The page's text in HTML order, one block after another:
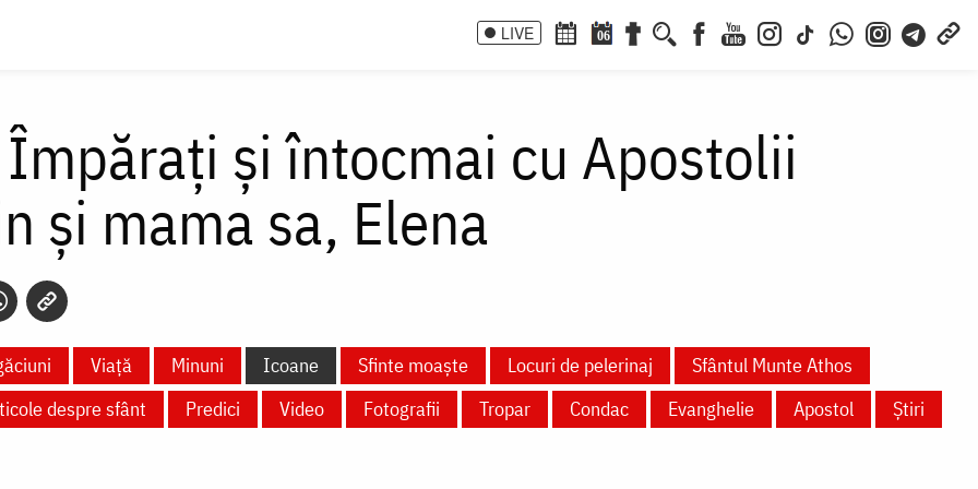
LIVE 06
și întocmai cu Apostolii
și mama sa, Elena
Viață Minuni Icoane Sfinte moaște Locuri de pelerinaj
Sfântul Munte Athos
despre sfânt Predici Video Fotografii Tropar Condac Evanghelie Apostol Știri